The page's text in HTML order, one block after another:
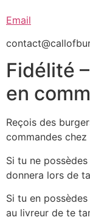
Email
Fidélité
en
Reçois des
commandes chez
Si tu ne
donnera lors de
Si tu en
au livreur de te